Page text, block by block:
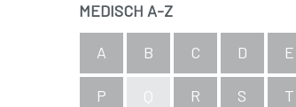
MEDISCH A-Z
A B C D E
P Q R S T